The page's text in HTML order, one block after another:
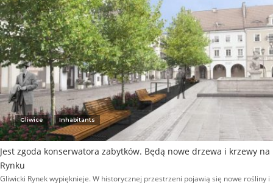
Gliwice Inhabitants
Jest zgoda konserwatora zabytków. Będą nowe drzewa i krzewy na
Rynku
Gliwicki Rynek wypięknieje. W historycznej przestrzeni pojawią się nowe rośliny i